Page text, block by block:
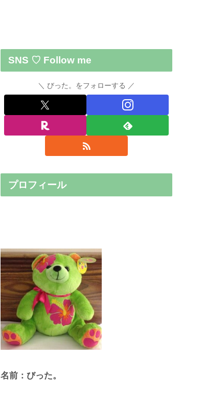
SNS ♡ Follow me
びった。をフォローする
プロフィール
名前：びった。